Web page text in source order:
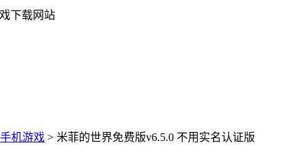
下载网站
手机游戏 > 米菲的世界免费版v6.5.0 不用实名认证版